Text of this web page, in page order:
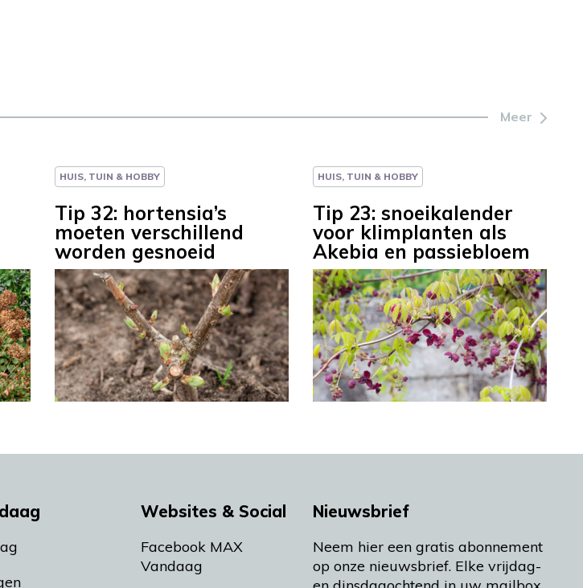
Meer
HUIS, TUIN & HOBBY
Tip 32: hortensia’s
moeten verschillend
worden gesnoeid
HUIS, TUIN & HOBBY
Tip 23: snoeikalender
voor klimplanten als
Akebia en passiebloem
Websites & Social
Facebook MAX
Vandaag
Nieuwsbrief
Neem hier een gratis abonnement
op onze nieuwsbrief. Elke vrijdag-